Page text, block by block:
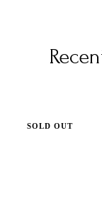
SOLD OUT